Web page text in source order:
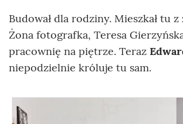
Budował dla rodziny. Mieszkał tu
Żona fotografka, Teresa
pracownię na piętrze. Teraz
niepodzielnie króluje tu sam.